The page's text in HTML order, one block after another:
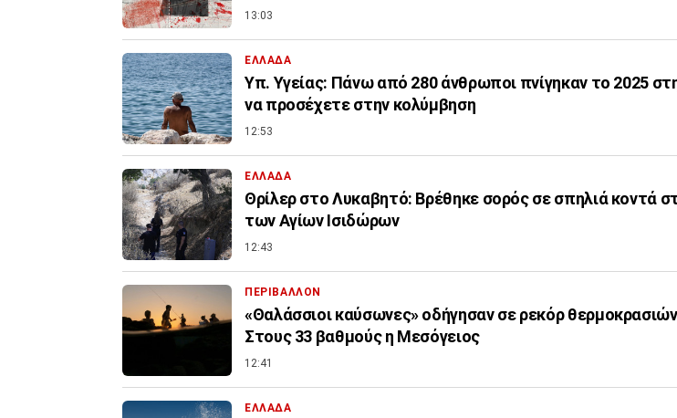
13:03
ΕΛΛΑΔΑ
Υπ. Υγείας: Πάνω από 280 άνθρωποι πνίγηκαν το 2025
να προσέχετε στην κολύμβηση
12:53
ΕΛΛΑΔΑ
Θρίλερ στο Λυκαβητό: Βρέθηκε σορός σε σπηλιά κοντά
των Αγίων Ισιδώρων
12:43
ΠΕΡΙΒΑΛΛΟΝ
«Θαλάσσιοι καύσωνες» οδήγησαν σε ρεκόρ θερμοκρασιών
Στους 33 βαθμούς η Μεσόγειος
12:41
ΕΛΛΑΔΑ